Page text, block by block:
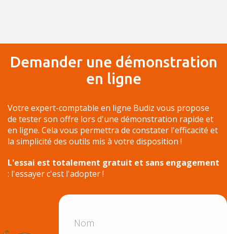
Demander une démonstration
en ligne
Votre expert-comptable en ligne Budiz vous propose
de tester son offre lors d'une démonstration rapide et
en ligne. Cela vous permettra de constater l'efficacité et
la simplicité des outils mis à votre disposition !
L'essai est totalement gratuit et sans engagement
: l'essayer c'est l'adopter !